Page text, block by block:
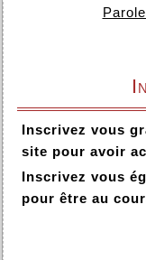
Inscrivez vous
site pour avoir
Inscrivez vous
pour être au